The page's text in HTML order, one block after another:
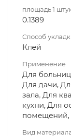
площадь 1
0.1389
Способ
Клей
Применение
Для
Для дачи,
зала, Для
кухни, Для
помещений,
Вид